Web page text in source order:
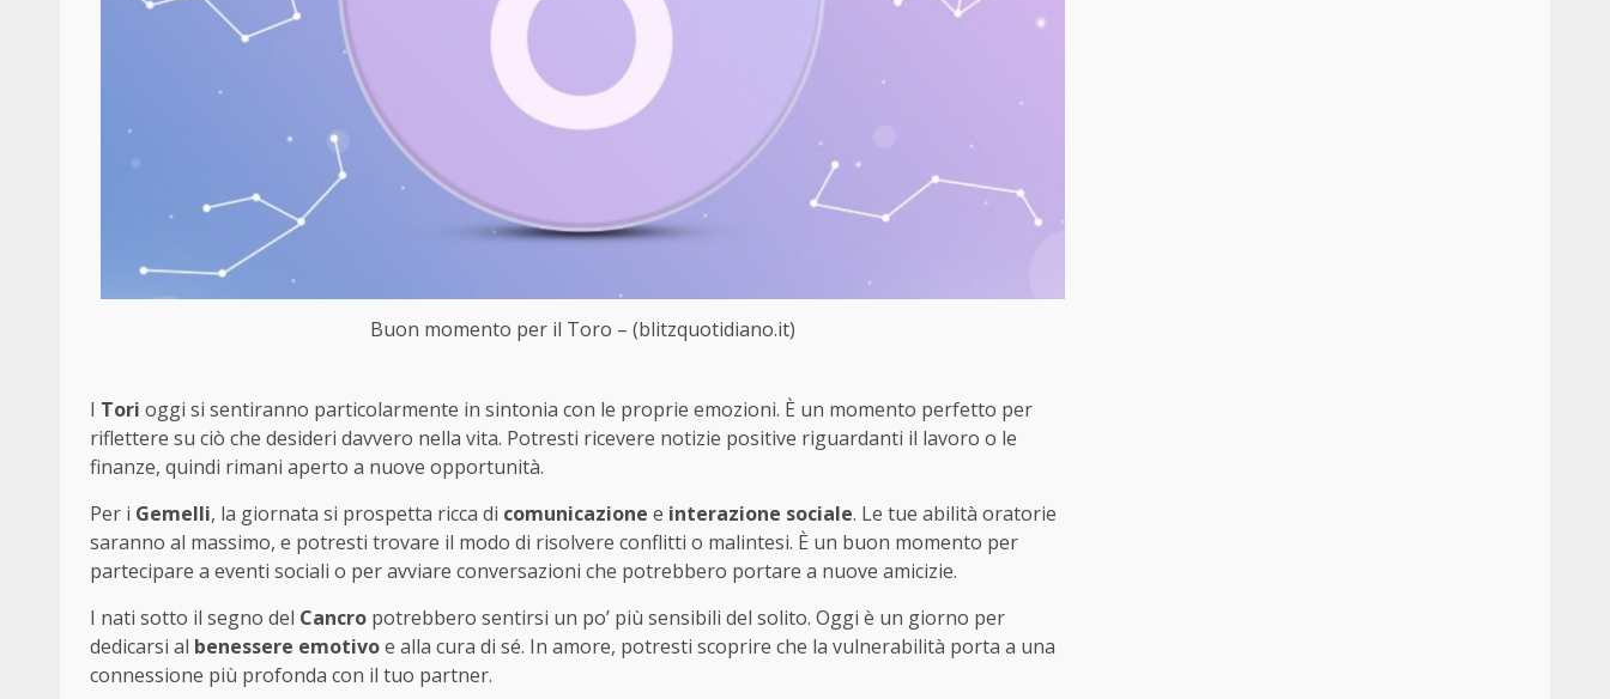
Buon momento per il Toro – (blitzquotidiano.it)
I Tori oggi si sentiranno particolarmente in sintonia con le proprie emozioni. È un momento perfetto per
riflettere su ciò che desideri davvero nella vita. Potresti ricevere notizie positive riguardanti il lavoro o le
finanze, quindi rimani aperto a nuove opportunità.
Per i Gemelli, la giornata si prospetta ricca di comunicazione e interazione sociale. Le tue abilità oratorie
saranno al massimo, e potresti trovare il modo di risolvere conflitti o malintesi. È un buon momento per
partecipare a eventi sociali o per avviare conversazioni che potrebbero portare a nuove amicizie.
I nati sotto il segno del Cancro potrebbero sentirsi un po’ più sensibili del solito. Oggi è un giorno per
dedicarsi al benessere emotivoe alla cura di sé. In amore, potresti scoprire che la vulnerabilità porta a una
connessione più profonda con il tuo partner.